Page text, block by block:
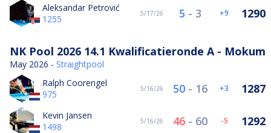
Aleksandar Petrović
1255
5/17/26 5 - 3 9 1290
NK Pool 2026 14.1 Kwalificatieronde A - Mokum
May 2026 - Straightpool
Ralph Coorengel
975
5/16/26 50 - 16 3 1287
Kevin Jansen
1498
5/16/26 46 - 60 -5 1292